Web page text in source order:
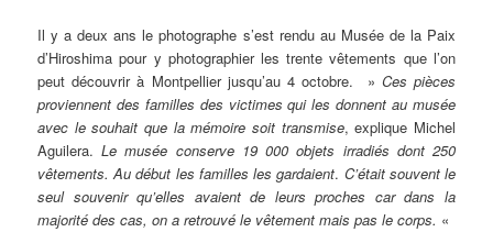
Il y a deux ans le photographe s’est rendu au Musée de la Paix
d’Hiroshima pour y photographier les trente vêtements que l’on
peut découvrir à Montpellier jusqu’au 4 octobre. » Ces pièces
proviennent des familles des victimes qui les donnent au musée
avec le souhait que la mémoire soit transmise, explique Michel
Aguilera.Le musée conserve 19 000 objets irradiés dont 250
vêtements. Au début les familles les gardaient. C’était souvent le
seul souvenir qu’elles avaient de leurs proches car dans la
majorité des cas, on a retrouvé le vêtement mais pas le corps. «